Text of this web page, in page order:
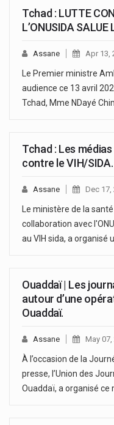
Tchad : LUTTE
L’ONUSIDA SALUE
Assane Apr 13,
Le Premier ministre
audience ce 13 avril
Tchad, Mme NDayé
Tchad : Les
contre le VIH/SIDA.
Assane Dec 17,
Le ministère de la
collaboration avec
au VIH sida, a organisé
Ouaddaï | Les
autour d’une
Ouaddaï.
Assane May 07,
À l’occasion de la
presse, l’Union des
Ouaddaï, a organisé ce